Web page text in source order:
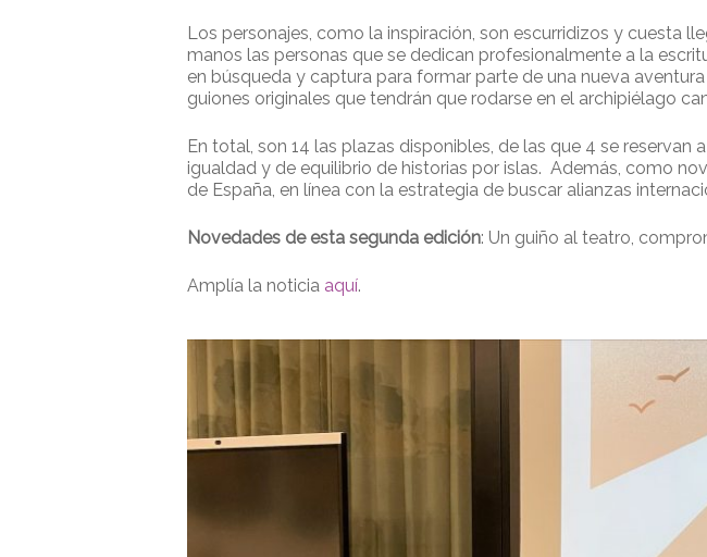
Los personajes, como la inspiración, son escurridizos y cuesta
manos las personas que se dedican profesionalmente a la
en búsqueda y captura para formar parte de una nueva
guiones originales que tendrán que rodarse en el archipiélago
En total, son 14 las plazas disponibles, de las que 4 se
igualdad y de equilibrio de historias por islas. Además, como
de España, en línea con la estrategia de buscar alianzas
Novedades de esta segunda edición: Un guiño al teatro,
Amplía la noticia aquí.